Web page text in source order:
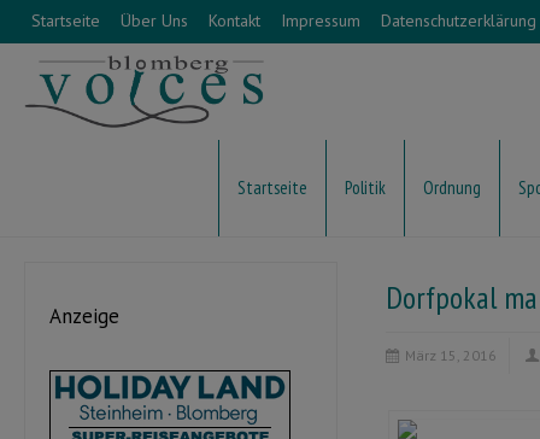
Startseite Über Uns Kontakt Impressum Datenschutzerklärung
Startseite Politik Ordnung
Dorfpokal
März 15, 2016
Anzeige